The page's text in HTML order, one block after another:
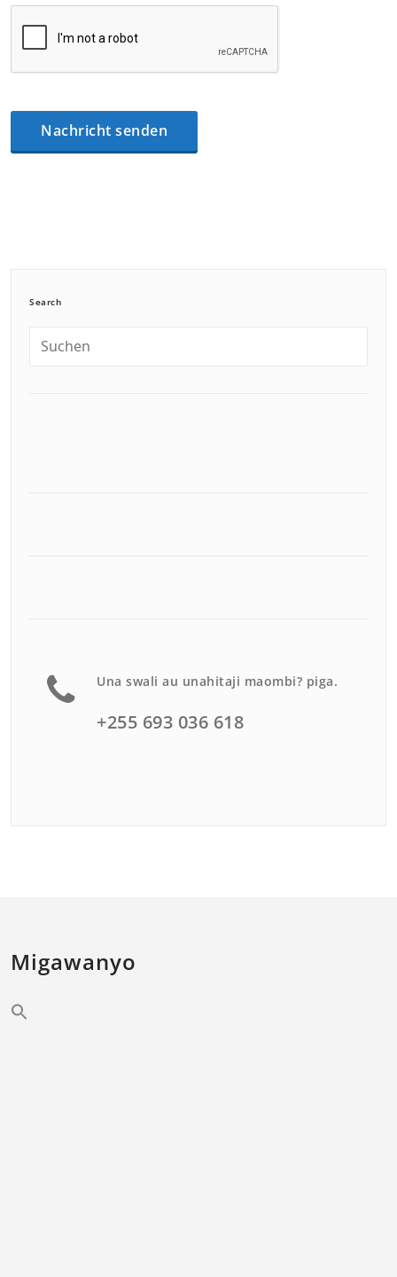
Search
Una swali au unahitaji maombi? piga.
+255 693 036 618
Migawanyo